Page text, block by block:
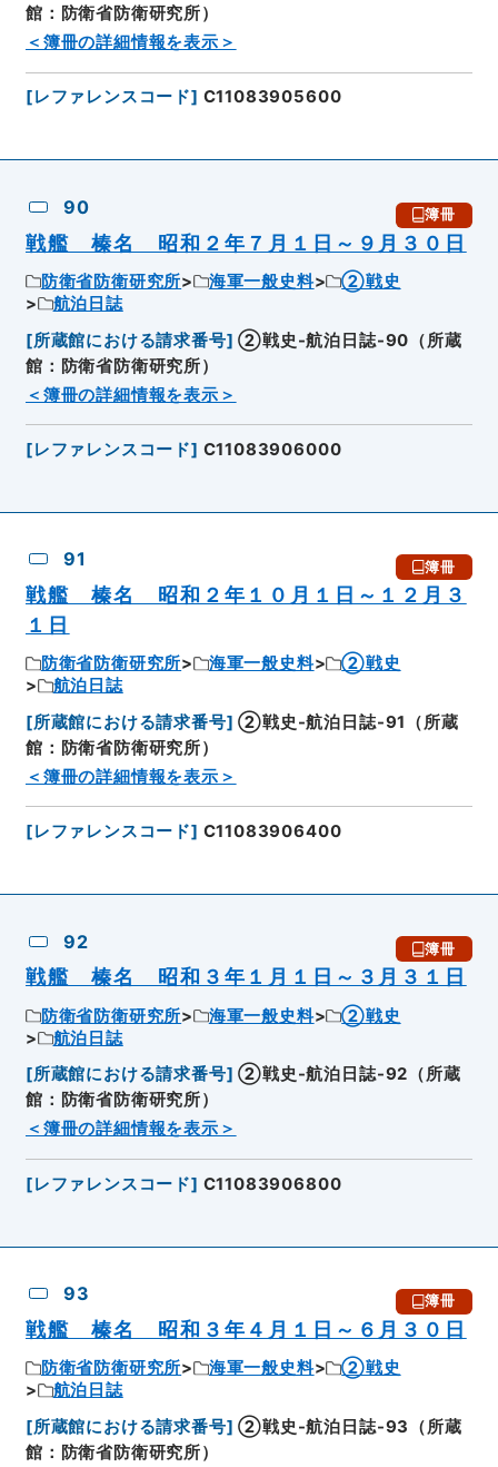
館：防衛省防衛研究所）
＜簿冊の詳細情報を表示＞
[レファレンスコード] C11083905600
90 簿冊
戦艦 榛名 昭和２年７月１日～９月３０日
防衛省防衛研究所 海軍一般史料
②戦史
航泊日誌
[所蔵館における請求番号] ②戦史-航泊日誌-90（所蔵
館：防衛省防衛研究所）
＜簿冊の詳細情報を表示＞
[レファレンスコード] C11083906000
91 簿冊
戦艦 榛名 昭和２年１０月１日～１２月３
１日
防衛省防衛研究所 海軍一般史料
②戦史
航泊日誌
[所蔵館における請求番号] ②戦史-航泊日誌-91（所蔵
館：防衛省防衛研究所）
＜簿冊の詳細情報を表示＞
[レファレンスコード] C11083906400
92 簿冊
戦艦 榛名 昭和３年１月１日～３月３１日
防衛省防衛研究所 海軍一般史料
②戦史
航泊日誌
[所蔵館における請求番号] ②戦史-航泊日誌-92（所蔵
館：防衛省防衛研究所）
＜簿冊の詳細情報を表示＞
[レファレンスコード] C11083906800
93 簿冊
戦艦 榛名 昭和３年４月１日～６月３０日
防衛省防衛研究所 海軍一般史料
②戦史
航泊日誌
[所蔵館における請求番号] ②戦史-航泊日誌-93（所蔵
館：防衛省防衛研究所）